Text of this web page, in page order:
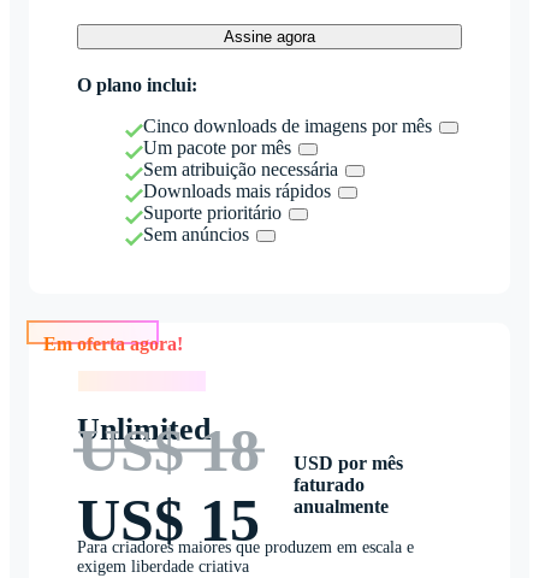
Assine agora
O plano inclui:
Cinco downloads de imagens por mês
Um pacote por mês
Sem atribuição necessária
Downloads mais rápidos
Suporte prioritário
Sem anúncios
Unlimited
US$ 18
US$ 15
USD por mês
faturado
anualmente
Para criadores maiores que produzem em escala e
exigem liberdade criativa